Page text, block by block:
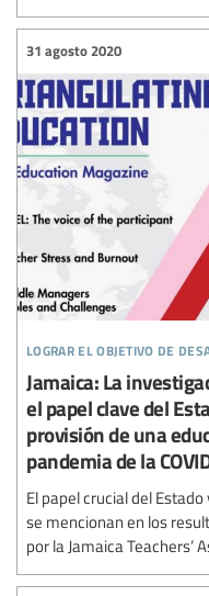
lograr el objetivo de
31 agosto 2020
Jamaica: La
el papel clave del
provisión de una
pandemia de la
El papel crucial del
se mencionan en los
por la Jamaica Teachers’